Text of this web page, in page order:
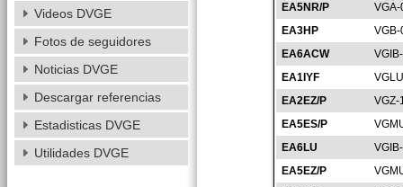
EA5NR/P
EA3HP
EA6ACW
EA1IYF
EA2EZ/P
VGZ-
EA5ES/P
EA6LU
EA5EZ/P
Videos DVGE
Fotos de seguidores
Noticias DVGE
Descargar referencias
Estadisticas DVGE
Utilidades DVGE